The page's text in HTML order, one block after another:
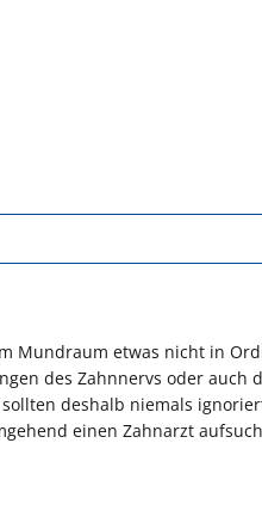
Mundraum etwas nicht in
des Zahnnervs oder
deshalb niemals
einen Zahnarzt